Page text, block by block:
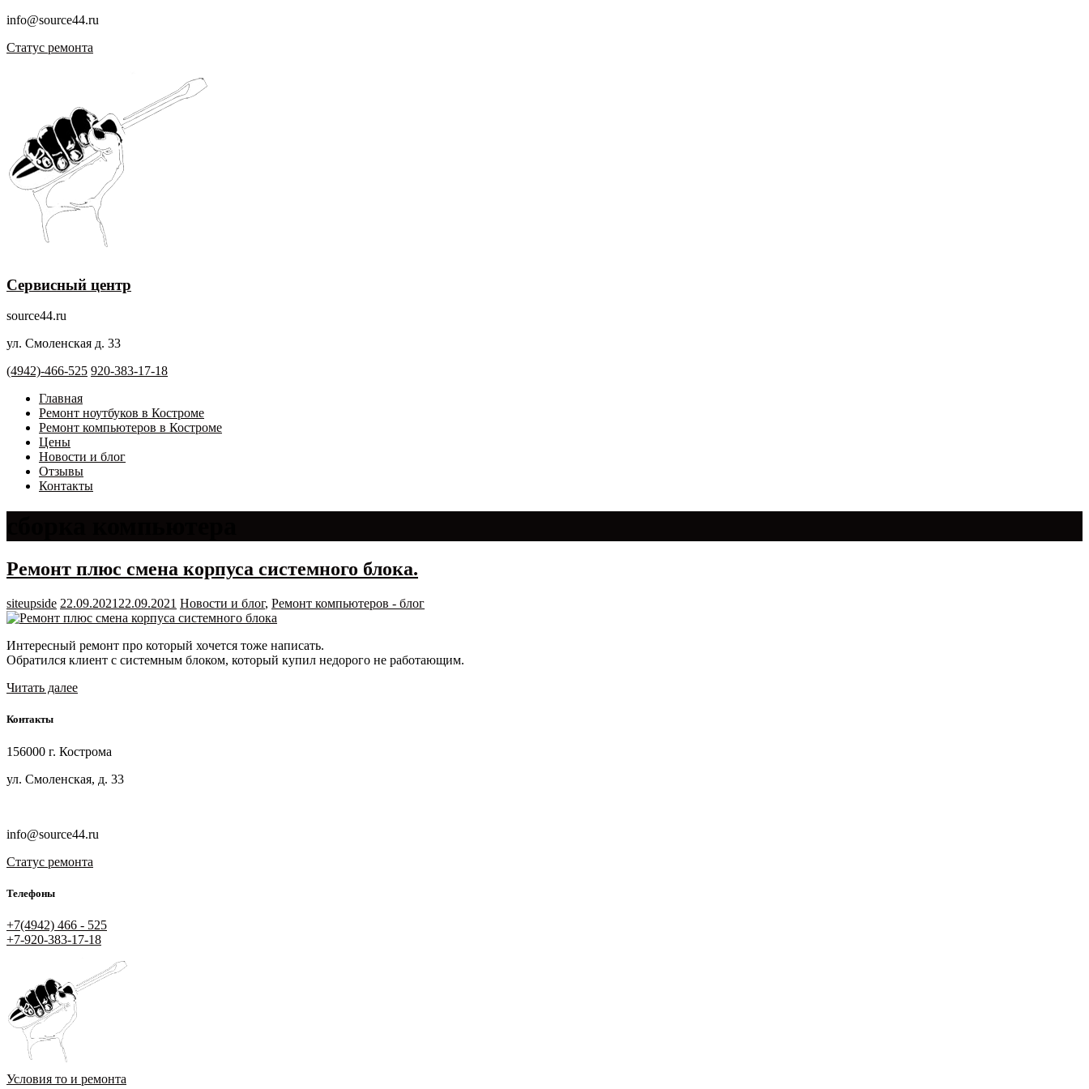
info@source44.ru
Статус ремонта
Сервисный центр
source44.ru
ул. Смоленская д. 33
(4942)-466-525 920-383-17-18
Главная
Ремонт ноутбуков в Костроме
Ремонт компьютеров в Костроме
Цены
Новости и блог
Отзывы
Контакты
Ремонт плюс смена корпуса системного блока.
siteupside 22.09.2021 22.09.2021 Новости и блог, Ремонт компьютеров - блог
Интересный ремонт про который хочется тоже написать.
Обратился клиент с системным блоком, который купил недорого не работающим.
Читать далее
Контакты
156000 г. Кострома
ул. Смоленская, д. 33
info@source44.ru
Статус ремонта
Телефоны
+7(4942) 466 - 525
+7-920-383-17-18
Условия то и ремонта